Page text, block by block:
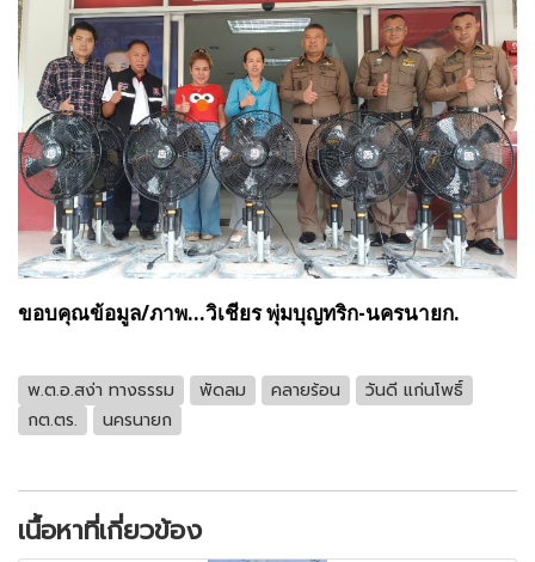
ขอบคุณข้อมูล/ภาพ...วิเชียร พุ่มบุญทริก-นครนายก.
พ.ต.อ.สง่า ทางธรรม พัดลม คลายร้อน
วันดี แก่นโพธิ์
กต.ตร.
นครนายก
เนื้อหาที่เกี่ยวข้อง